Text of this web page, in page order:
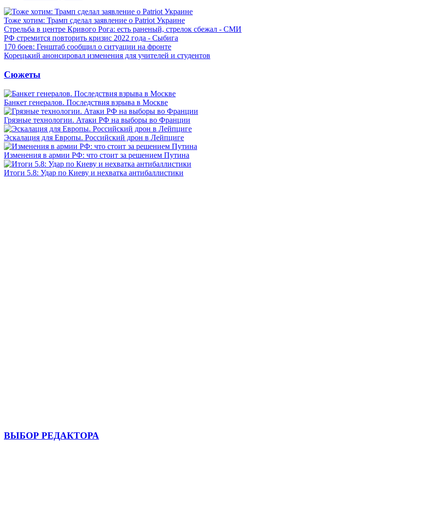
Тоже хотим: Трамп сделал заявление о Patriot Украине
Стрельба в центре Кривого Рога: есть раненый, стрелок сбежал - СМИ
РФ стремится повторить кризис 2022 года - Сыбига
170 боев: Генштаб сообщил о ситуации на фронте
Корецький анонсировал изменения для учителей и студентов
Сюжеты
Банкет генералов. Последствия взрыва в Москве
Грязные технологии. Атаки РФ на выборы во Франции
Эскалация для Европы. Российский дрон в Лейпциге
Изменения в армии РФ: что стоит за решением Путина
Итоги 5.8: Удар по Киеву и нехватка антибаллистики
ВЫБОР РЕДАКТОРА